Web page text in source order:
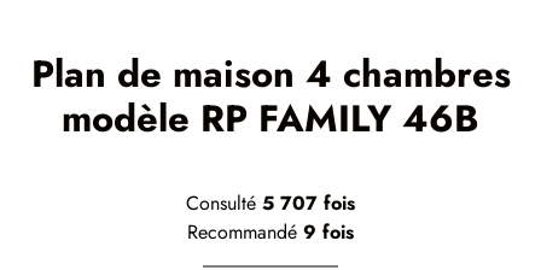
Plan de maison 4 chambres
modèle RP FAMILY 46B
Consulté 5 707 fois
Recommandé 9 fois